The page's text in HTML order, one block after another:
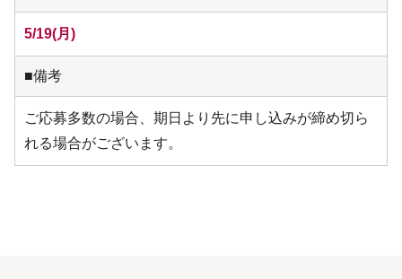
5/19(月)
■備考
ご応募多数の場合、期日より先に申し込みが締め切ら
れる場合がございます。